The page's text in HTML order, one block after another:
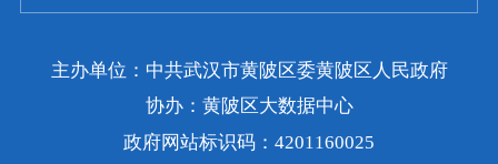
主办单位：中共武汉市黄陂区委黄陂区人民政府
协办：黄陂区大数据中心
政府网站标识码：4201160025